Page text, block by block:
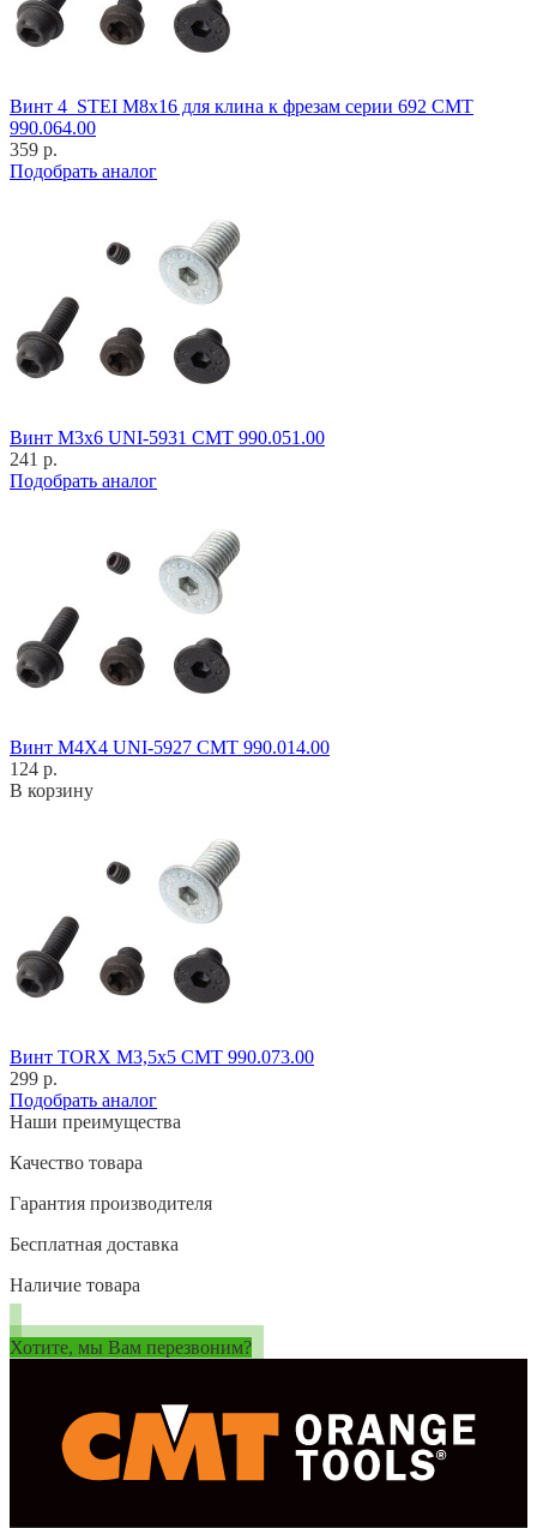
Винт 4_STEI M8x16 для клина к фрезам серии 692 CMT
990.064.00
359 р.
Подобрать аналог
Винт M3x6 UNI-5931 CMT 990.051.00
241 р.
Подобрать аналог
Винт M4X4 UNI-5927 CMT 990.014.00
124 р.
В корзину
Винт TORX M3,5x5 CMT 990.073.00
299 р.
Подобрать аналог
Наши преимущества
Качество товара
Гарантия производителя
Бесплатная доставка
Наличие товара
Хотите, мы Вам перезвоним?